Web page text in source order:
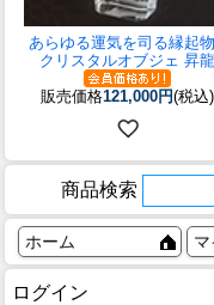
あらゆる運気を司る縁起物
クリスタルオブジェ 昇龍
販売価格121,000円(税込)
商品検索
ホーム
ログイン